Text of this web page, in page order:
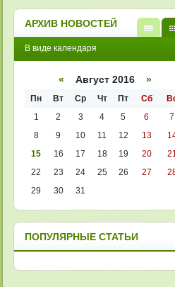
АРХИВ НОВОСТЕЙ
списк
В виде календаря
« Август 2016 »
Пн Вт Ср Чт Пт Сб
1
2 3 4 5 6
7
8
9 10 11 12 13
15
16 17 18 19 20
22
23 24 25 26 27
29
30 31
ПОПУЛЯРНЫЕ СТАТЬИ